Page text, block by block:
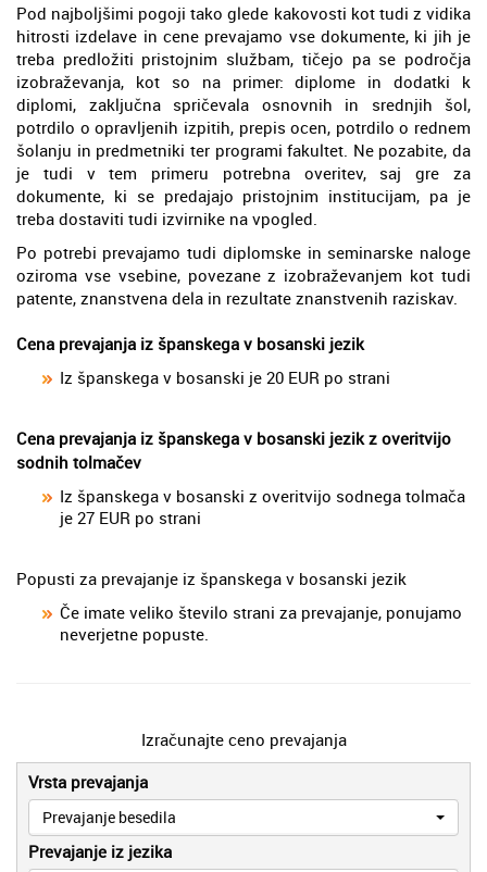
Pod najboljšimi pogoji tako glede kakovosti kot tudi z vidika
hitrosti izdelave in cene prevajamo vse dokumente, ki jih je
treba predložiti pristojnim službam, tičejo pa se področja
izobraževanja, kot so na primer: diplome in dodatki k
diplomi, zaključna spričevala osnovnih in srednjih šol,
potrdilo o opravljenih izpitih, prepis ocen, potrdilo o rednem
šolanju in predmetniki ter programi fakultet. Ne pozabite, da
je tudi v tem primeru potrebna overitev, saj gre za
dokumente, ki se predajajo pristojnim institucijam, pa je
treba dostaviti tudi izvirnike na vpogled.
Po potrebi prevajamo tudi diplomske in seminarske naloge
oziroma vse vsebine, povezane z izobraževanjem kot tudi
patente, znanstvena dela in rezultate znanstvenih raziskav.
Cena prevajanja iz španskega v bosanski jezik
Iz španskega v bosanski je 20 EUR po strani
Cena prevajanja iz španskega v bosanski jezik z overitvijo
sodnih tolmačev
Iz španskega v bosanski z overitvijo sodnega tolmača
je 27 EUR po strani
Popusti za prevajanje iz španskega v bosanski jezik
Če imate veliko število strani za prevajanje, ponujamo
neverjetne popuste.
Izračunajte ceno prevajanja
Vrsta prevajanja
Prevajanje besedila
Prevajanje iz jezika